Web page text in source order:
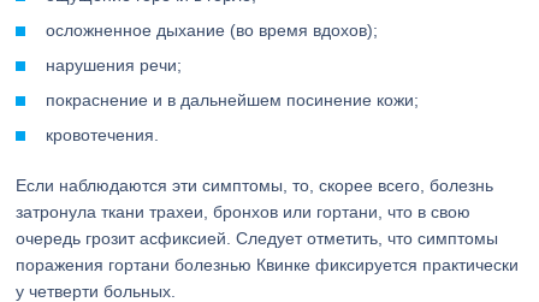
осложненное дыхание (во время вдохов);
нарушения речи;
покраснение и в дальнейшем посинение кожи;
кровотечения.
Если наблюдаются эти симптомы, то, скорее всего, болезнь
затронула ткани трахеи, бронхов или гортани, что в свою
очередь грозит асфиксией. Следует отметить, что симптомы
поражения гортани болезнью Квинке фиксируется практически
у четверти больных.